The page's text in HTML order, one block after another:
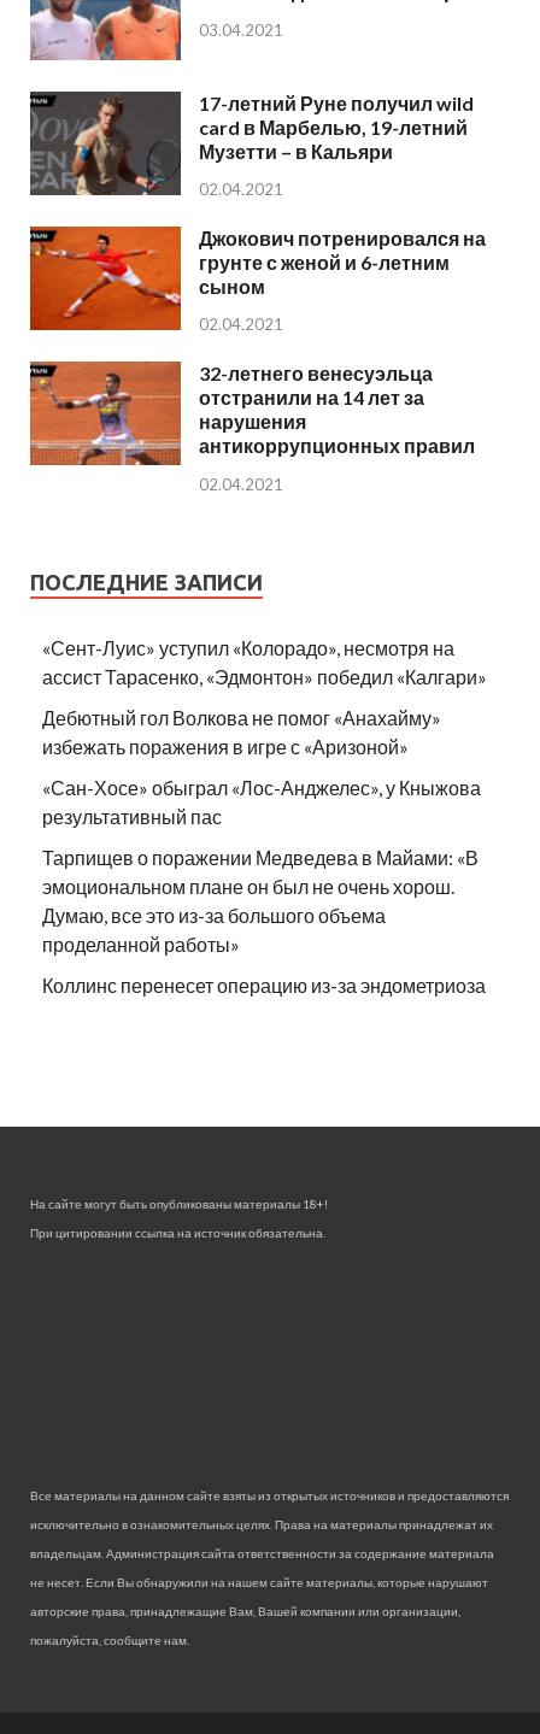
03.04.2021
17-летний Руне получил wild
card в Марбелью, 19-летний
Музетти – в Кальяри
02.04.2021
Джокович потренировался на
грунте с женой и 6-летним
сыном
02.04.2021
32-летнего венесуэльца
отстранили на 14 лет за
нарушения
антикоррупционных правил
02.04.2021
ПОСЛЕДНИЕ ЗАПИСИ
«Сент-Луис» уступил «Колорадо», несмотря на
ассист Тарасенко, «Эдмонтон» победил «Калгари»
Дебютный гол Волкова не помог «Анахайму»
избежать поражения в игре с «Аризоной»
«Сан-Хосе» обыграл «Лос-Анджелес», у Кныжова
результативный пас
Тарпищев о поражении Медведева в Майами: «В
эмоциональном плане он был не очень хорош.
Думаю, все это из-за большого объема
проделанной работы»
Коллинс перенесет операцию из-за эндометриоза
На сайте могут быть опубликованы материалы 18+!
При цитировании ссылка на источник обязательна.
Все материалы на данном сайте взяты из открытых источников и предоставляются
исключительно в ознакомительных целях. Права на материалы принадлежат их
владельцам. Администрация сайта ответственности за содержание материала
не несет. Если Вы обнаружили на нашем сайте материалы, которые нарушают
авторские права, принадлежащие Вам, Вашей компании или организации,
пожалуйста, сообщите нам.